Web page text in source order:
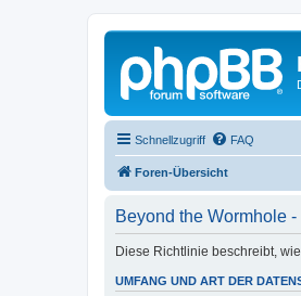
Schnellzugriff FAQ
Foren-Übersicht
Beyond the Wormhole
Diese Richtlinie beschreibt,
UMFANG UND ART DER